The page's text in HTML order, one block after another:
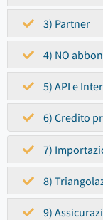
3) Partner
4) NO
5) API e
6) Credito
7)
8)
9)